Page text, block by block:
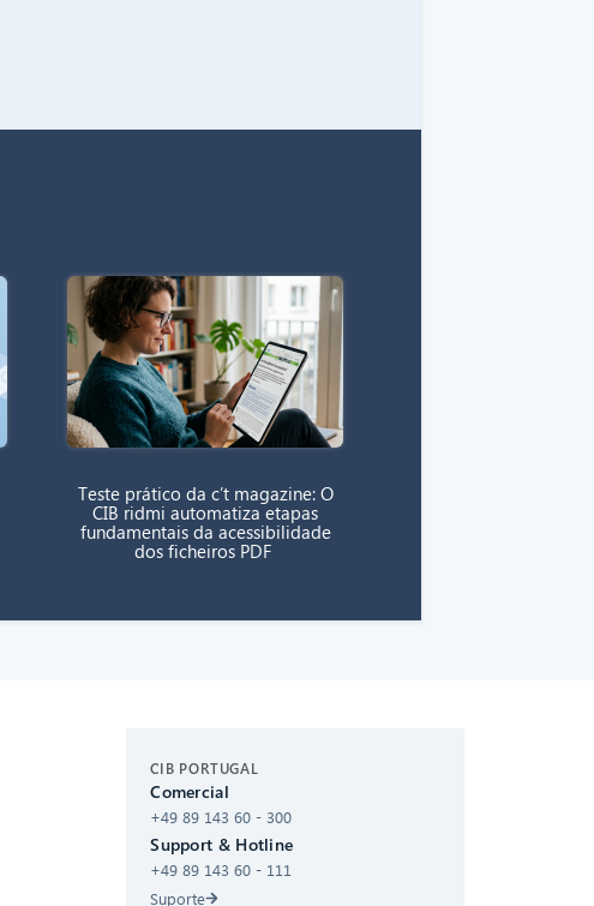
Teste prático da c’t magazine: O
CIB ridmi automatiza etapas
fundamentais da acessibilidade
dos ficheiros PDF
CIB PORTUGAL
Comercial
+49 89 143 60 - 300
Support & Hotline
+49 89 143 60 - 111
Suporte
Olá! O que posso fazer por si?